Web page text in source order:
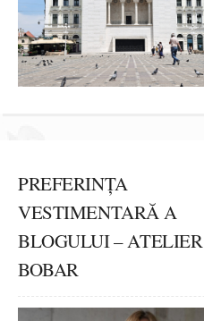
PREFERINȚA
VESTIMENTARĂ A
BLOGULUI – ATELIER
BOBAR